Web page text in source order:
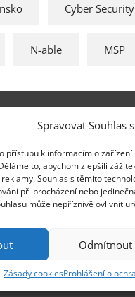
Spravovat Souhlas
přístupu k informacím o
to, abychom zlepšili
Souhlas s těmito
při procházení nebo
může nepříznivě ovlivnit
Odmítnout
Zásady cookiesProhlášení o
Cyber Security
N-able MSP